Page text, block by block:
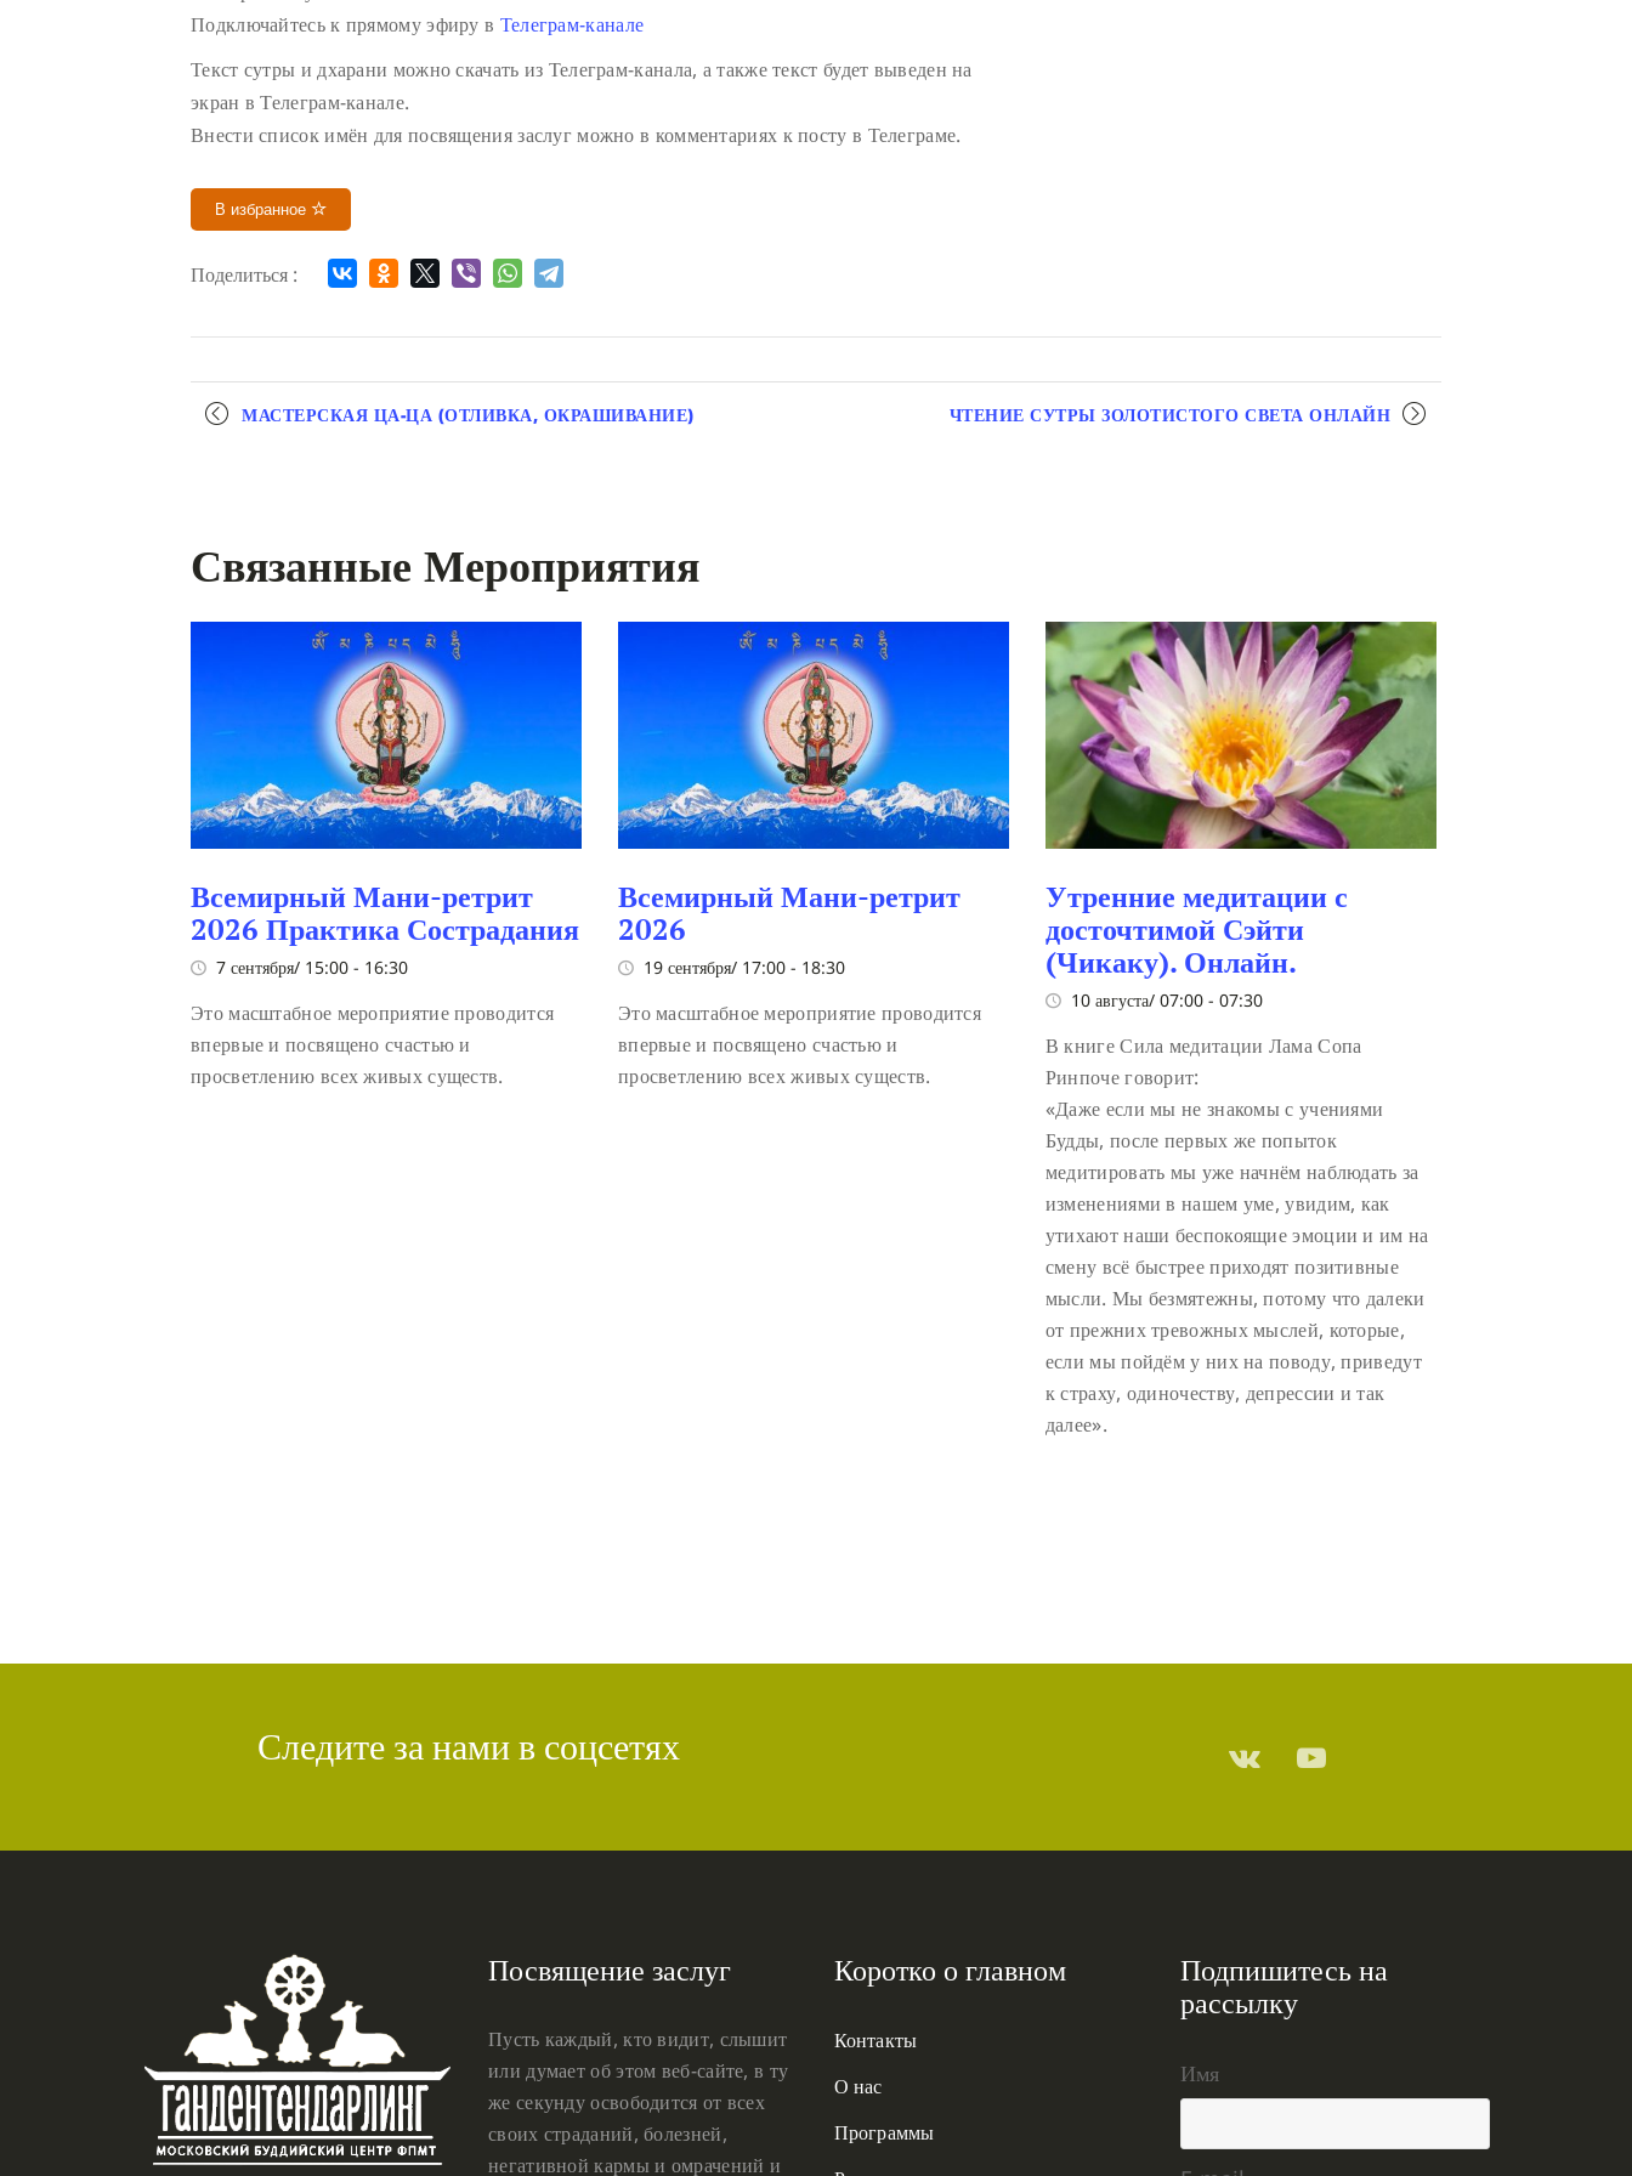
Подключайтесь к прямому эфиру в Телеграм-канале
Текст сутры и дхарани можно скачать из Телеграм-канала, а также текст будет выведен на
экран в Телеграм-канале.
Внести список имён для посвящения заслуг можно в комментариях к посту в Телеграме.
В избранное
Поделиться :
Мероприятие
МАСТЕРСКАЯ ЦА-ЦА (ОТЛИВКА, ОКРАШИВАНИЕ) ЧТЕНИЕ СУТРЫ ЗОЛОТИСТОГО СВЕТА ОНЛАЙН
Связанные Мероприятия
Всемирный Мани-ретрит
2026 Практика Сострадания
7 сентября/ 15:00 - 16:30
Это масштабное мероприятие проводится
впервые и посвящено счастью и
просветлению всех живых существ.
Всемирный Мани-ретрит
2026
19 сентября/ 17:00- 18:30
Это масштабное мероприятие проводится
впервые и посвящено счастью и
просветлению всех живых существ.
Утренние медитации с
досточтимой Сэйти
(Чикаку). Онлайн.
10 августа/ 07:00- 07:30
В книге Сила медитации Лама Сопа
Ринпоче говорит:
«Даже если мы не знакомы с учениями
Будды, после первых же попыток
медитировать мы уже начнём наблюдать за
изменениями в нашем уме, увидим, как
утихают наши беспокоящие эмоции и им на
смену всё быстрее приходят позитивные
мысли. Мы безмятежны, потому что далеки
от прежних тревожных мыслей, которые,
если мы пойдём у них на поводу, приведут
к страху, одиночеству, депрессии и так
далее».
Следите за нами в соцсетях
Посвящение заслуг
Пусть каждый, кто видит, слышит
или думает об этом веб-сайте, в ту
же секунду освободится от всех
своих страданий, болезней,
негативной кармы и омрачений и
Коротко о главном
Контакты
О нас
Программы
Подпишитесь на
рассылку
Имя